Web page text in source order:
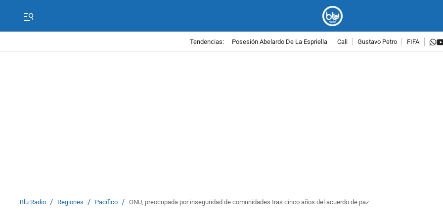
Tendencias: Posesión Abelardo De La Espriella Cali Gustavo Petro FIFA
Blu Radio / Regiones / Pacífico / ONU, preocupada por inseguridad de comunidades tras cinco años del acuerdo de paz